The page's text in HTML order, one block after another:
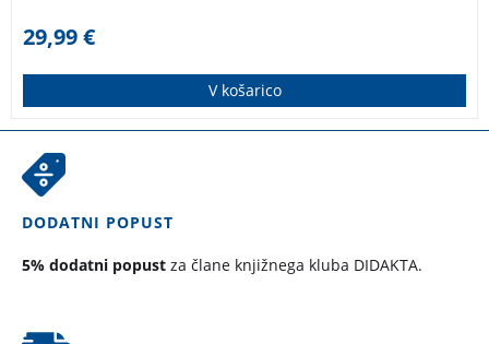
29,99€
V košarico
DODATNI POPUST
5% dodatni popust za člane knjižnega kluba DIDAKTA.